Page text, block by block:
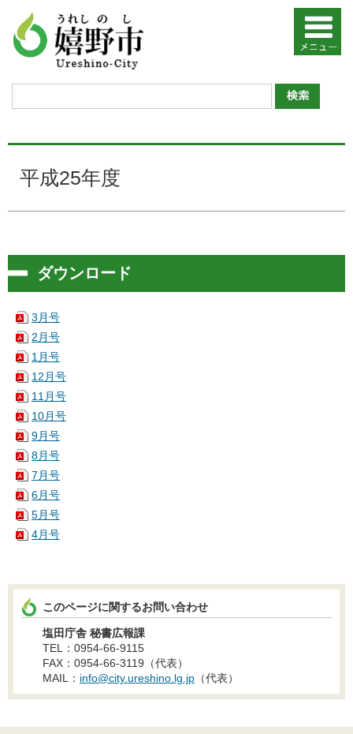
平成25年度
ダウンロード
3月号
2月号
1月号
12月号
11月号
10月号
9月号
8月号
7月号
6月号
5月号
4月号
このページに関するお問い合わせ
塩田庁舎 秘書広報課
TEL：0954-66-9115
FAX：0954-66-3119（代表）
MAIL： info@city.ureshino.lg.jp （代表）